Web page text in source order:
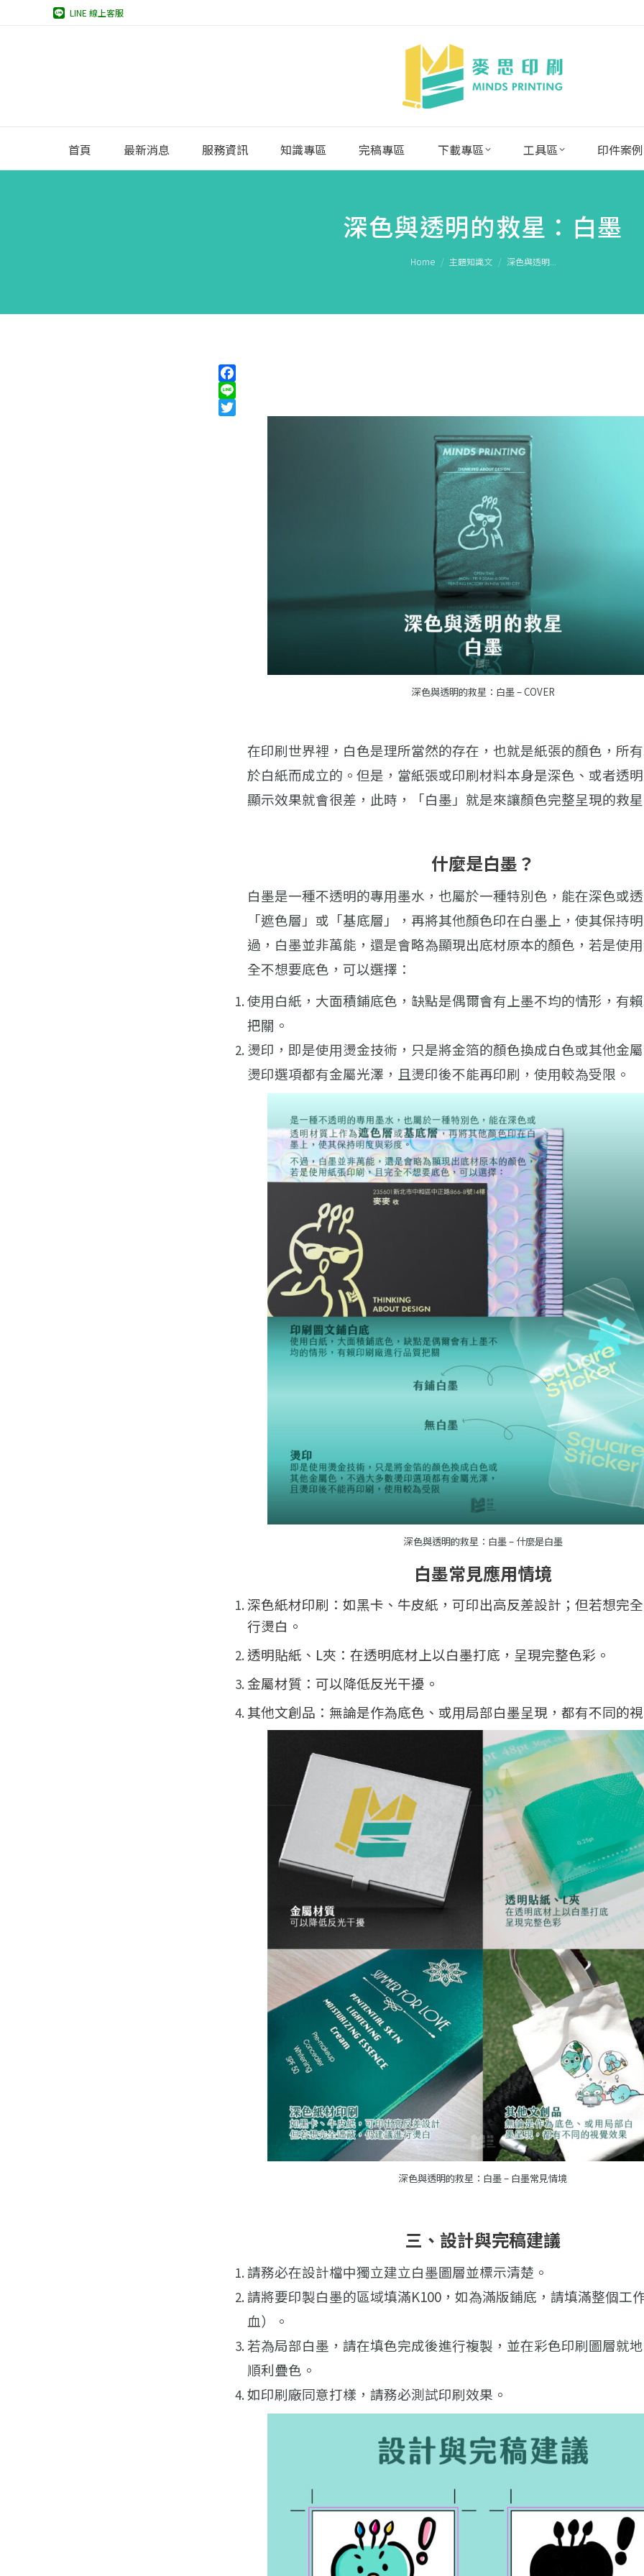
LINE 線上客服
首頁 最新消息 服務資訊 知識專區 完稿專區 下載專區 工具區 印件案例
深色與透明的救星：白墨
Home 主題知識文 深色與透明...
Facebook
Line
深色與透明的救星：白墨 – COVER
在印刷世界裡，白色是理所當然的存在，也就是紙張的顏色，所
於白紙而成立的。但是，當紙張或印刷材料本身是深色、或者透
顯示效果就會很差，此時，「白墨」就是來讓顏色完整呈現的救
什麼是白墨？
白墨是一種不透明的專用墨水，也屬於一種特別色，能在深色或
「遮色層」或「基底層」，再將其他顏色印在白墨上，使其保持
過，白墨並非萬能，還是會略為顯現出底材原本的顏色，若是使
全不想要底色，可以選擇：
使用白紙，大面積鋪底色，缺點是偶爾會有上墨不均的情形，有
把關。
燙印，即是使用燙金技術，只是將金箔的顏色換成白色或其他金
燙印選項都有金屬光澤，且燙印後不能再印刷，使用較為受限。
深色與透明的救星：白墨 – 什麼是白墨
白墨常見應用情境
深色紙材印刷： 如黑卡、牛皮紙，可印出高反差設計；但若想完
行燙白。
透明貼紙、L夾： 在透明底材上以白墨打底，呈現完整色彩。
金屬材質： 可以降低反光干擾。
其他文創品： 無論是作為底色、或用局部白墨呈現，都有不同的
深色與透明的救星：白墨 – 白墨常見情境
三、設計與完稿建議
請務必在設計檔中獨立建立白墨圖層並標示清楚。
請將要印製白墨的區域填滿K100，如為滿版鋪底，請填滿整個工
血）。
若為局部白墨，請在填色完成後進行複製，並在彩色印刷圖層就
順利疊色。
如印刷廠同意打樣，請務必測試印刷效果。